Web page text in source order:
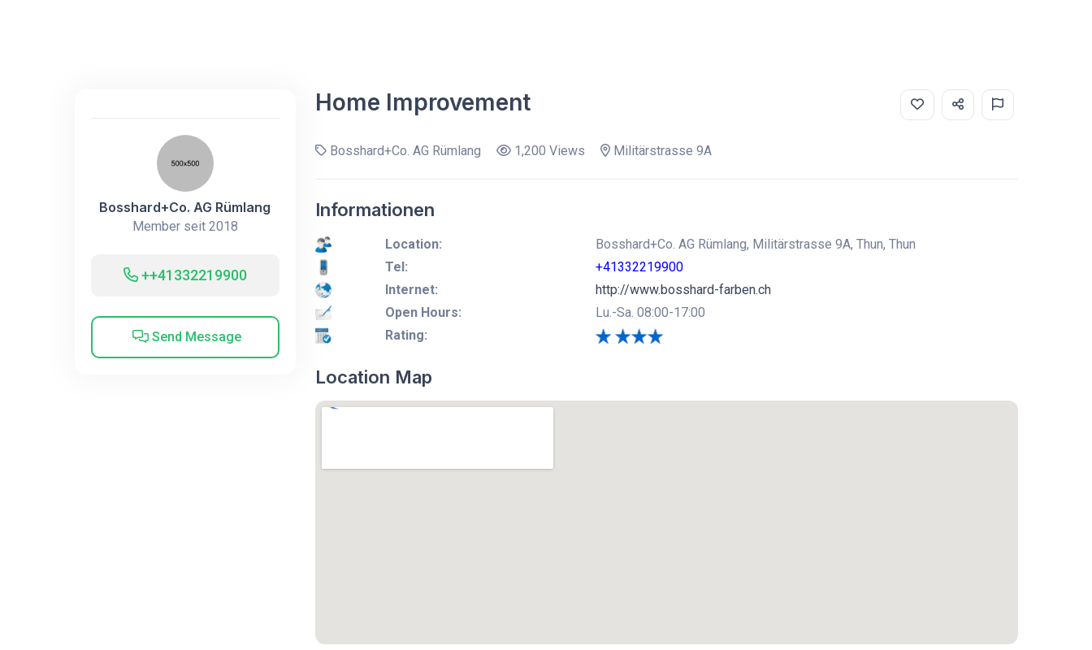
Bosshard+Co. AG Rümlang
Member seit 2018
++41332219900
Send Message
Home Improvement
Bosshard+Co. AG Rümlang 1,200 Views Militärstrasse 9A
Informationen
Location:
Bosshard+Co. AG Rümlang, Militärstrasse 9A, Thun, Thun
Tel:
+41332219900
Internet:
http://www.bosshard-farben.ch
Open Hours:
Lu.-Sa. 08:00-17:00
Rating:
Location Map